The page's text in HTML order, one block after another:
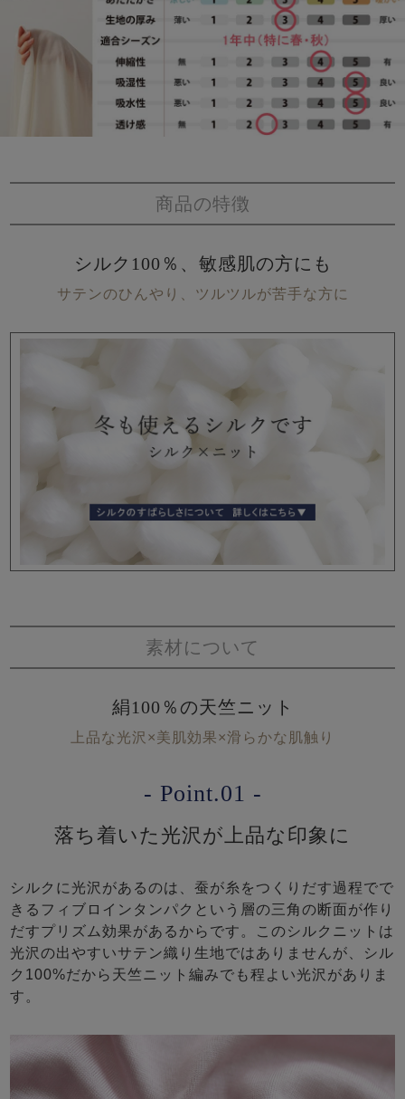
商品の特徴
シルク100％、敏感肌の方にも
サテンのひんやり、ツルツルが苦手な方に
素材について
絹100％の天竺ニット
上品な光沢×美肌効果×滑らかな肌触り
- Point.01 -
落ち着いた光沢が上品な印象に
シルクに光沢があるのは、蚕が糸をつくりだす過程でで
きるフィブロインタンパクという層の三角の断面が作り
だすプリズム効果があるからです。このシルクニットは
光沢の出やすいサテン織り生地ではありませんが、シル
ク100%だから天竺ニット編みでも程よい光沢がありま
す。